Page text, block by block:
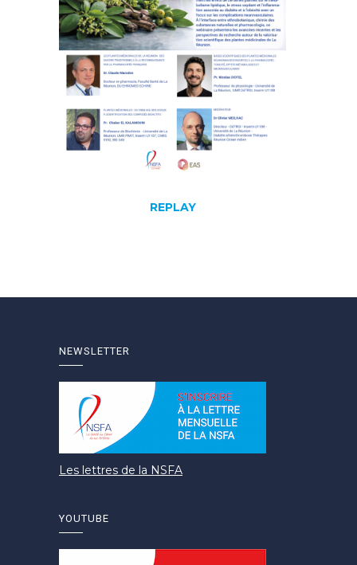
REPLAY
NEWSLETTER
Les lettres de la NSFA
YOUTUBE